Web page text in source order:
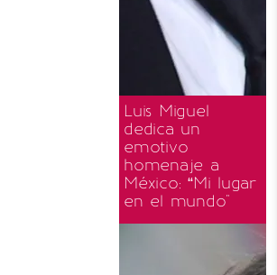
Luis Miguel
dedica un
emotivo
homenaje a
México: “Mi lugar
en el mundo"